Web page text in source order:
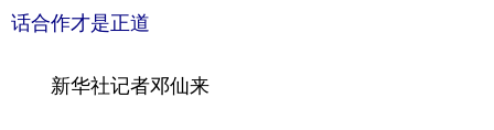
科技
话合作才是正道
新华社记者邓仙来